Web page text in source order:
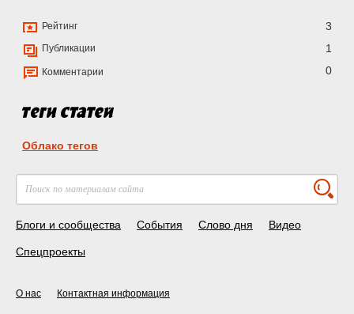
Рейтинг 3
Публикации 1
Комментарии 0
Облако тегов
Блоги и сообщества События Слово дня Видео
Спецпроекты
О нас Контактная информация